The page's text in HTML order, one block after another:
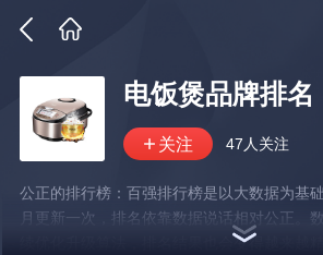
电饭煲品牌排名
47人关注
公正的排行榜：百强排行榜是以大数据为基
月更新一次，排名依靠数据说话相对公正。
续优化升级算法，排名结果也会变得越来越精